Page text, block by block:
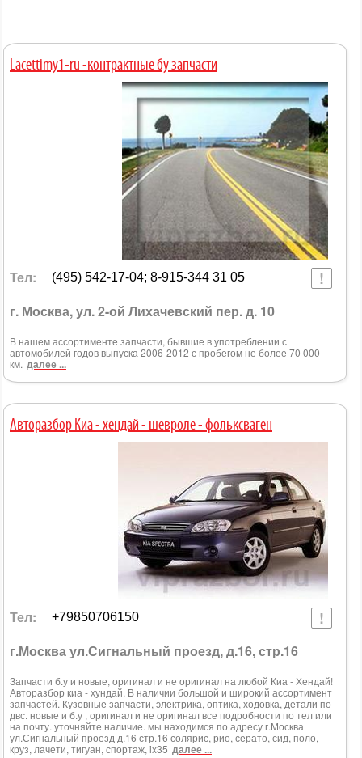
Lacettimy1-ru -контрактные бу запчасти
Тел: (495) 542-17-04; 8-915-344 31 05
г. Москва, ул. 2-ой Лихачевский пер. д. 10
В нашем ассортименте запчасти, бывшие в употреблении с
автомобилей годов выпуска 2006-2012 с пробегом не более 70 000
км. далее ...
Авторазбор Киа - хендай - шевроле - фольксваген
Тел: +79850706150
г.Москва ул.Сигнальный проезд, д.16, стр.16
Запчасти б.у и новые, оригинал и не оригинал на любой Киа - Хендай!
Авторазбор киа - хундай. В наличии большой и широкий ассортимент
запчастей. Кузовные запчасти, электрика, оптика, ходовка, детали по
двс. новые и б.у , оригинал и не оригинал все подробности по тел или
на почту. уточняйте наличие. мы находимся по адресу г.Москва
ул.Сигнальный проезд д.16 стр.16 солярис, рио, серато, сид, поло,
круз, лачети, тигуан, спортаж, ix35 далее ...